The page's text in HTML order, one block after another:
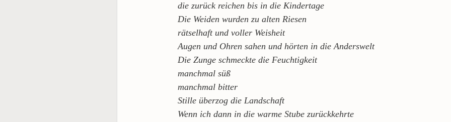
die zurück reichen bis in die Kindertage
Die Weiden wurden zu alten Riesen
rätselhaft und voller Weisheit
Augen und Ohren sahen und hörten in die Anderswelt
Die Zunge schmeckte die Feuchtigkeit
manchmal süß
manchmal bitter
Stille überzog die Landschaft
Wenn ich dann in die warme Stube zurückkehrte